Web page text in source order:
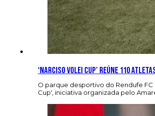
‘Narciso Volei Cup’ reúne 110
O parque desportivo do Rendufe
Cup', iniciativa organizada pelo